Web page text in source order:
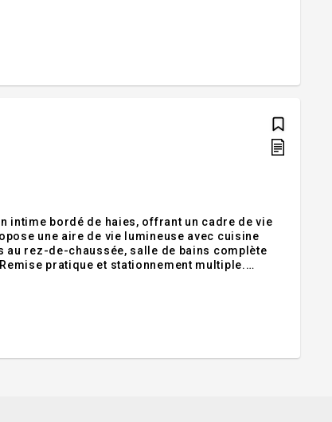
intime bordé de haies, offrant un cadre de vie
une aire de vie lumineuse avec cuisine
rez-de-chaussée, salle de bains complète
pratique et stationnement multiple.